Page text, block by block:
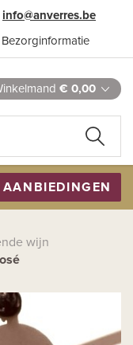
info@anverres.be
Bezorginformatie
€ 0,00
AANBIEDINGEN
wijn